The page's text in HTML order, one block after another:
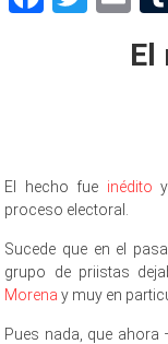
El
El hecho fue inédito
proceso electoral.
Sucede que en el
grupo de priistas
Morena y muy en
Pues nada, que ahora